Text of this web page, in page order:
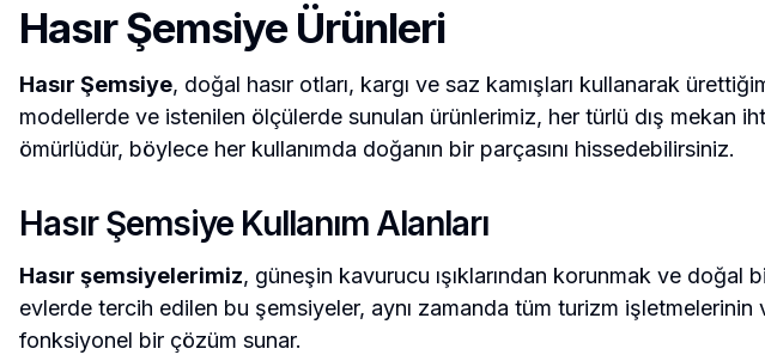
Hasır Şemsiye Ürünleri
Hasır Şemsiye, doğal hasır otları, kargı ve saz kamışları kullanarak
modellerde ve istenilen ölçülerde sunulan ürünlerimiz, her türlü dış mekan
ömürlüdür, böylece her kullanımda doğanın bir parçasını hissedebilirsiniz.
Hasır Şemsiye Kullanım Alanları
Hasır şemsiyelerimiz, güneşin kavurucu ışıklarından korunmak ve
evlerde tercih edilen bu şemsiyeler, aynı zamanda tüm turizm
fonksiyonel bir çözüm sunar.